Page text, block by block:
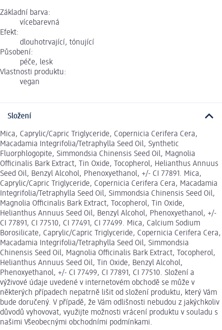
Základní barva:
vícebarevná
Efekt:
dlouhotrvající, tónující
Působení:
péče, lesk
Vlastnosti produktu:
vegan
Složení
Mica, Caprylic/Capric Triglyceride, Copernicia Cerifera Cera,
Macadamia Integrifolia/Tetraphylla Seed Oil, Synthetic
Fluorphlogopite, Simmondsia Chinensis Seed Oil, Magnolia
Officinalis Bark Extract, Tin Oxide, Tocopherol, Helianthus Annuus
Seed Oil, Benzyl Alcohol, Phenoxyethanol, +/- CI 77891. Mica,
Caprylic/Capric Triglyceride, Copernicia Cerifera Cera, Macadamia
Integrifolia/Tetraphylla Seed Oil, Simmondsia Chinensis Seed Oil,
Magnolia Officinalis Bark Extract, Tocopherol, Tin Oxide,
Helianthus Annuus Seed Oil, Benzyl Alcohol, Phenoxyethanol, +/-
CI 77891, CI 77510, CI 77491, CI 77499. Mica, Calcium Sodium
Borosilicate, Caprylic/Capric Triglyceride, Copernicia Cerifera Cera,
Macadamia Integrifolia/Tetraphylla Seed Oil, Simmondsia
Chinensis Seed Oil, Magnolia Officinalis Bark Extract, Tocopherol,
Helianthus Annuus Seed Oil, Tin Oxide, Benzyl Alcohol,
Phenoxyethanol, +/- CI 77499, CI 77891, CI 77510. Složení a
výživové údaje uvedené v internetovém obchodě se může v
některých případech nepatrně lišit od složení produktu, který Vám
bude doručený. V případě, že Vám odlišnosti nebudou z jakýchkoliv
důvodů vyhovovat, využijte možnosti vrácení produktu v souladu s
našimi Všeobecnými obchodními podmínkami.